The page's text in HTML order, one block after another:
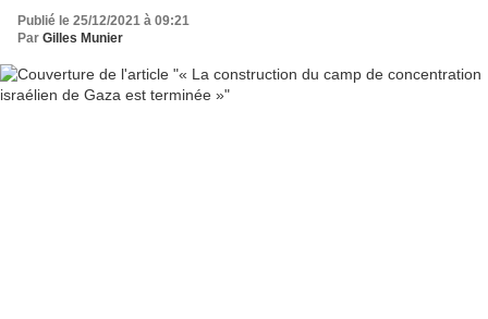
Publié le 25/12/2021 à 09:21
Par Gilles Munier